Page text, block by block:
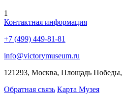
1
Контактная информация
+7 (499) 449-81-81
info@victorymuseum.ru
121293, Москва, Площадь Победы,
Обратная связь Карта Музея